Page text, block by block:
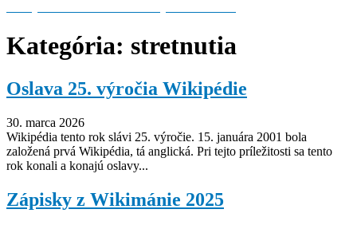
Kategória: stretnutia
Oslava 25. výročia Wikipédie
30. marca 2026
Wikipédia tento rok slávi 25. výročie. 15. januára 2001 bola
založená prvá Wikipédia, tá anglická. Pri tejto príležitosti sa tento
rok konali a konajú oslavy...
Zápisky z Wikimánie 2025